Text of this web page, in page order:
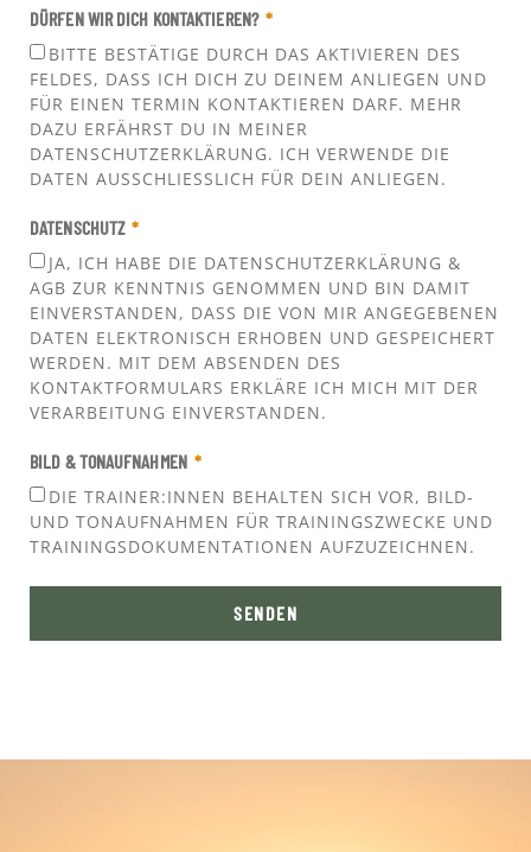
DÜRFEN WIR DICH KONTAKTIEREN?
BITTE BESTÄTIGE DURCH DAS AKTIVIEREN DES
FELDES, DASS ICH DICH ZU DEINEM ANLIEGEN UND
FÜR EINEN TERMIN KONTAKTIEREN DARF. MEHR
DAZU ERFÄHRST DU IN MEINER
DATENSCHUTZERKLÄRUNG. ICH VERWENDE DIE
DATEN AUSSCHLIESSLICH FÜR DEIN ANLIEGEN.
DATENSCHUTZ
JA, ICH HABE DIE DATENSCHUTZERKLÄRUNG &
AGB ZUR KENNTNIS GENOMMEN UND BIN DAMIT
EINVERSTANDEN, DASS DIE VON MIR ANGEGEBENEN
DATEN ELEKTRONISCH ERHOBEN UND GESPEICHERT
WERDEN. MIT DEM ABSENDEN DES
KONTAKTFORMULARS ERKLÄRE ICH MICH MIT DER
VERARBEITUNG EINVERSTANDEN.
BILD & TONAUFNAHMEN
DIE TRAINER:INNEN BEHALTEN SICH VOR, BILD-
UND TONAUFNAHMEN FÜR TRAININGSZWECKE UND
TRAININGSDOKUMENTATIONEN AUFZUZEICHNEN.
SENDEN